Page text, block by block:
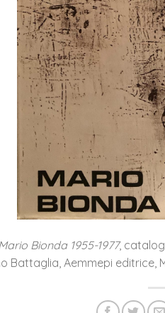
Bionda 1955-1977,
Battaglia, Aemmepi editrice,